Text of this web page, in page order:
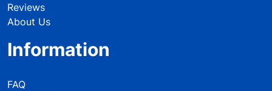
Reviews
About Us
Information
FAQ